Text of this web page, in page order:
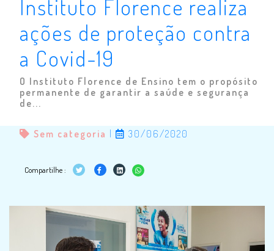
Instituto Florence realiza
ações de proteção contra
a Covid-19
O Instituto Florence de Ensino tem o propósito
permanente de garantir a saúde e segurança
de...
Sem categoria 30/06/2020
Compartilhe :